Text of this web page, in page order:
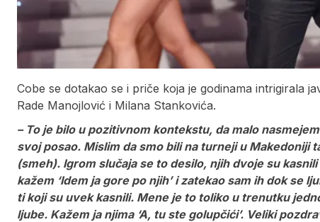
Cobe se dotakao se i priče koja je godinama intrigirala
Rade Manojlović i Milana Stankovića.
– To je bilo u pozitivnom kontekstu, da malo
svoj posao. Mislim da smo bili na turneji u Makedoniji
(smeh). Igrom slučaja se to desilo, njih dvoje su
kažem ‘Idem ja gore po njih’ i zatekao sam ih dok se
ti koji su uvek kasnili. Mene je to toliko u trenutku
ljube. Kažem ja njima ‘A, tu ste golupčići’. Veliki